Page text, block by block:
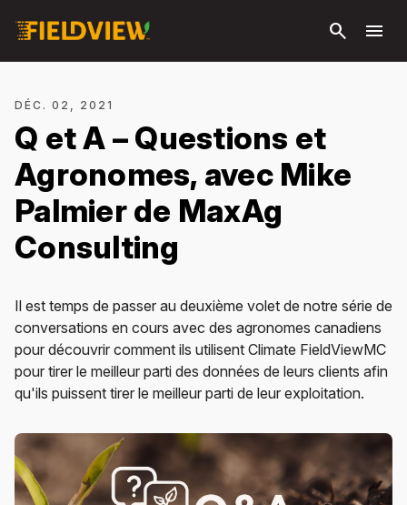
principal
search menu
DÉC. 02, 2021
Q et A – Questions et
Agronomes, avec Mike
Palmier de MaxAg
Consulting
Il est temps de passer au deuxième volet de notre série de
conversations en cours avec des agronomes canadiens
pour découvrir comment ils utilisent Climate FieldViewMC
pour tirer le meilleur parti des données de leurs clients afin
qu'ils puissent tirer le meilleur parti de leur exploitation.